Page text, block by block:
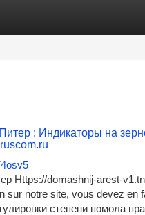
: Индикаторы на
Https://domashnij-arest-
sur notre site, vous devez
степени помола